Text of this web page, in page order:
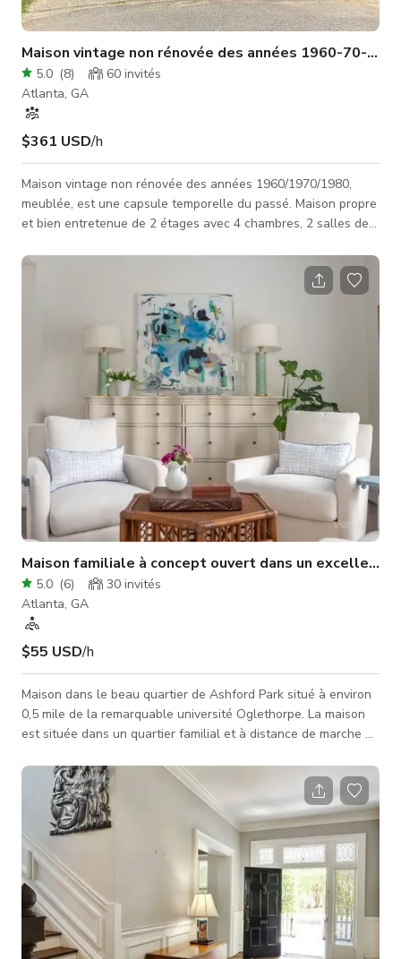
Maison vintage non rénovée des années 1960-70-80,
5.0 (8) 60 invités
Atlanta, GA
$361 USD/h
Maison vintage non rénovée des années 1960/1970/1980,
meublée, est une capsule temporelle du passé. Maison propre
et bien entretenue de 2 étages avec 4 chambres, 2 salles de
sur un cul-de-sac avec un terrain de 3/4 d'acre. Cuisine
vintage. Grands jardins avant et arrière. Pas de murs blancs.
Propriétaire d'origine. Tarification basée sur une journée de 12
heures. Ouvert à la location pour des périodes plus courtes.
Maison familiale à concept ouvert dans un excellent
5.0 (6) 30 invités
Atlanta, GA
$55 USD/h
Maison dans le beau quartier de Ashford Park situé à environ
0,5 mile de la remarquable université Oglethorpe. La maison
est située dans un quartier familial et à distance de marche de
concept ouvert comprend une salle à manger
surdimensionnée, un grand salon menant à la terrasse, et une
cuisine récemment rénovée avec un grand îlot. À côté de la
cuisine se trouve un salon pour adultes. Mobilier neuf et mis à
jour dans t